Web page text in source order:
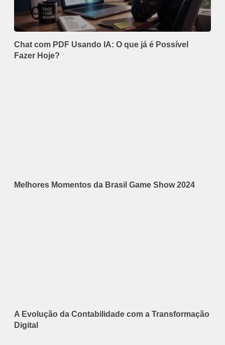
Chat com PDF Usando IA: O que já é Possível
Fazer Hoje?
Melhores Momentos da Brasil Game Show 2024
A Evolução da Contabilidade com a Transformação
Digital